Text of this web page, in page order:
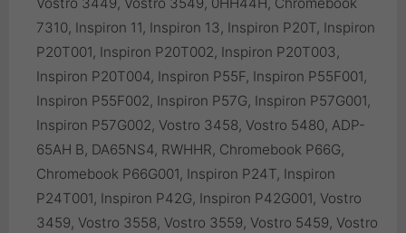
7310, Inspiron 11, Inspiron 13, Inspiron P20T, Inspiron
P20T001, Inspiron P20T002, Inspiron P20T003,
Inspiron P20T004, Inspiron P55F, Inspiron P55F001,
Inspiron P55F002, Inspiron P57G, Inspiron P57G001,
Inspiron P57G002, Vostro 3458, Vostro 5480, ADP-
65AH B, DA65NS4, RWHHR, Chromebook P66G,
Chromebook P66G001, Inspiron P24T, Inspiron
P24T001, Inspiron P42G, Inspiron P42G001, Vostro
3459, Vostro 3558, Vostro 3559, Vostro 5459, Vostro